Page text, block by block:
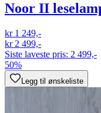
Noor II
kr 1 249,-
kr 2 499,-
Siste laveste pris: 2 499,-
50%
Legg til ønskeliste